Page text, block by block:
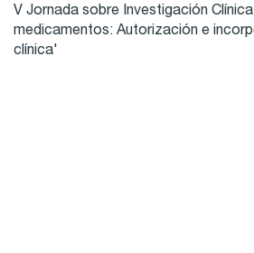
V Jornada sobre Investigación
medicamentos: Autorización e
clínica'